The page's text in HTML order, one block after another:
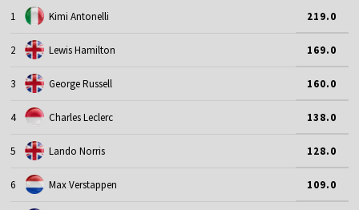
1 Kimi Antonelli 219.0
2 Lewis Hamilton 169.0
3 George Russell 160.0
4 Charles Leclerc 138.0
5 Lando Norris 128.0
6 Max Verstappen 109.0